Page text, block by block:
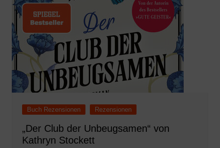
Buch Rezensionen Rezensionen
„Der Club der Unbeugsamen“ von
Kathryn Stockett